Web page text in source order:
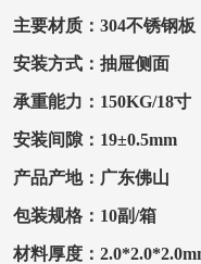
主要材质：304不锈钢板
安装方式：抽屉侧面
承重能力：150KG/18寸
安装间隙：19±0.5mm
产品产地：广东佛山
包装规格：10副/箱
材料厚度：